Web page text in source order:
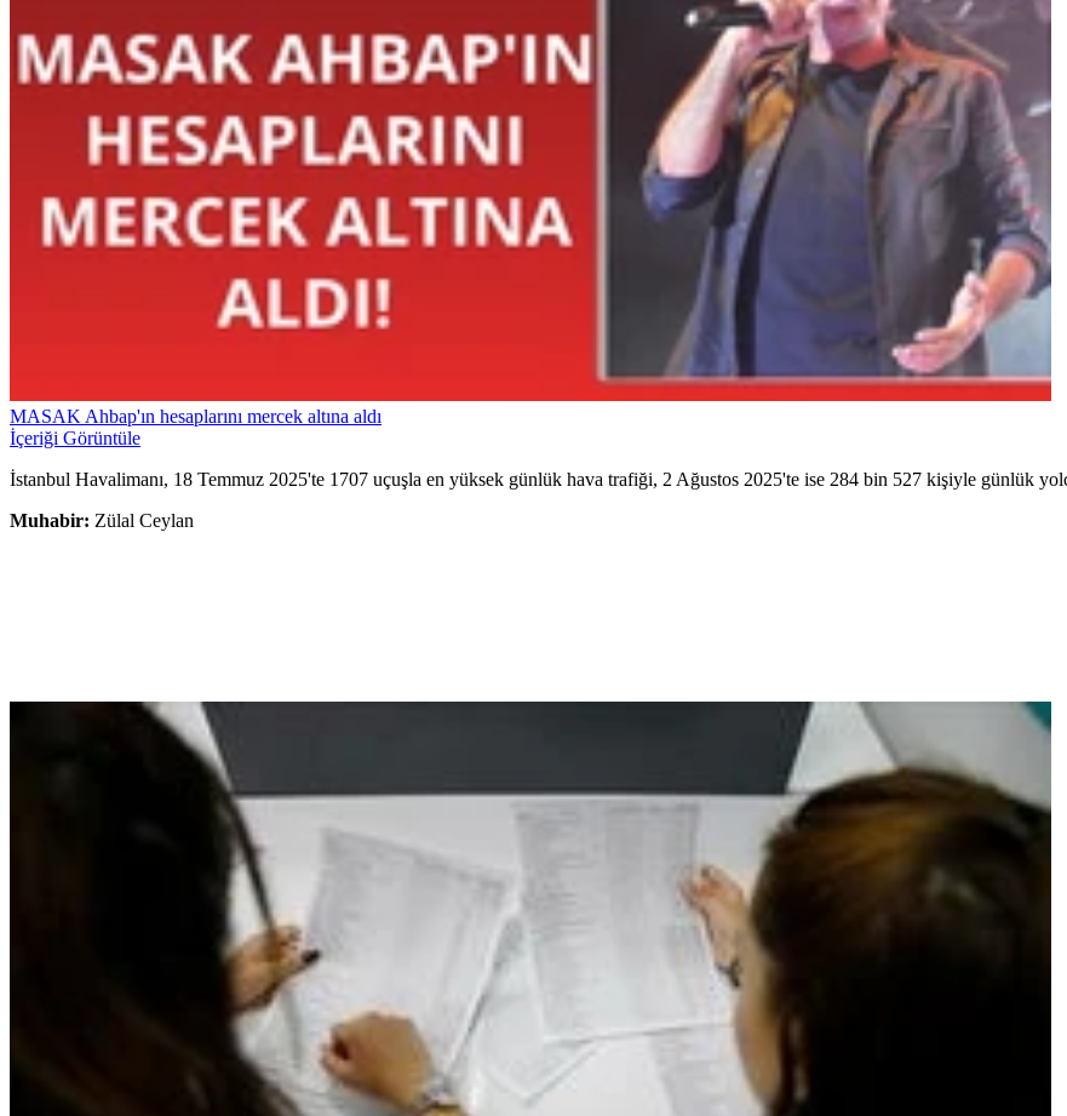
MASAK Ahbap'ın hesaplarını mercek altına aldı
İçeriği Görüntüle
İstanbul Havalimanı, 18 Temmuz 2025'te 1707 uçuşla en yüksek günlük hava trafiği, 2 Ağustos 2025'te ise 284 bin 527 kişiyle günlük
Muhabir: Zülal Ceylan